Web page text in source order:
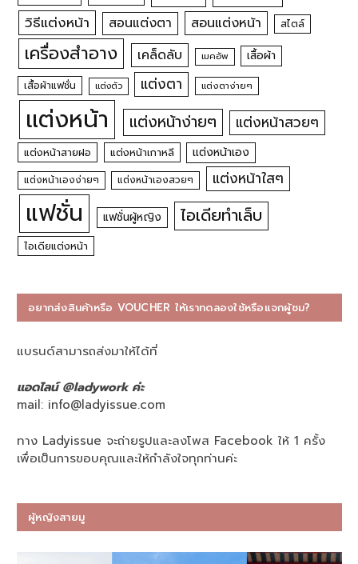
วิธีแต่งหน้า
สอนแต่งตา สอนแต่งหน้า สไตล์
เครื่องสำอาง เคล็ดลับ เมคอัพ เสื้อผ้า
เสื้อผ้าแฟชั่น แต่งตัว แต่งตา แต่งตาง่ายๆ
แต่งหน้า แต่งหน้าง่ายๆ แต่งหน้าสวยๆ
แต่งหน้าสายฝอ แต่งหน้าเกาหลี แต่งหน้าเอง
แต่งหน้าเองง่ายๆ แต่งหน้าเองสวยๆ แต่งหน้าใสๆ
แฟชั่น แฟชั่นผู้หญิง ไอเดียทำเล็บ
ไอเดียแต่งหน้า
อยากส่งสินค้าหรือ VOUCHER ให้เราทดลองใช้หรือแจกผู้ชม?
แบรนด์สามารถส่งมาให้ได้ที่
แอดไลน์ @ladywork ค่ะ
mail: info@ladyissue.com
ทาง Ladyissue จะถ่ายรูปและลงโพส Facebook ให้ 1 ครั้ง
เพื่อเป็นการขอบคุณและให้กำลังใจทุกท่านค่ะ
ผู้หญิงสายมู